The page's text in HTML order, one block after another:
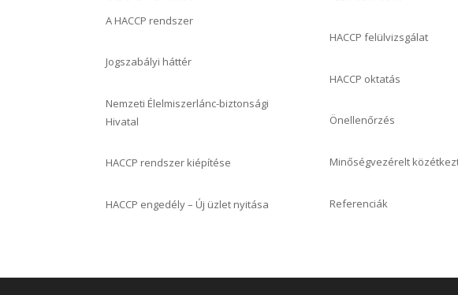
A HACCP rendszer
Jogszabályi háttér
Nemzeti Élelmiszerlánc-biztonsági
Hivatal
HACCP rendszer kiépítése
HACCP engedély – Új üzlet nyitása
HACCP felülvizsgálat
HACCP oktatás
Önellenőrzés
Minőségvezérelt
Referenciák